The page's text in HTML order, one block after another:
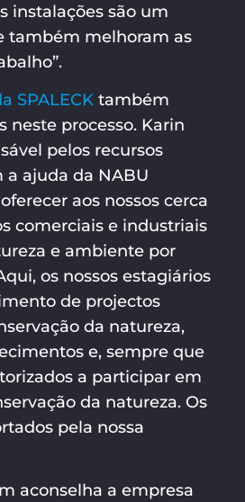
instalações são um
também melhoram as
SPALECKtambém
neste processo. Karin
pelos recursos
a ajuda da NABU
aos nossos cerca
comerciais e industriais
e ambiente por
os nossos estagiários
de projectos
da natureza,
e, sempre que
a participar em
da natureza. Os
pela nossa
aconselha a empresa